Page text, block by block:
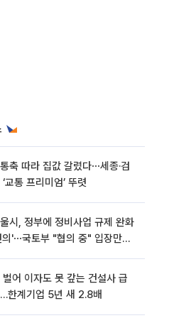
축 따라 집값 갈렸다⋯세종·검
‘교통 프리미엄’ 뚜렷
시, 정부에 정비사업 규제 완화
의'⋯국토부 "협의 중" 입장만
벌어 이자도 못 갚는 건설사 급
한계기업 5년 새 2.8배